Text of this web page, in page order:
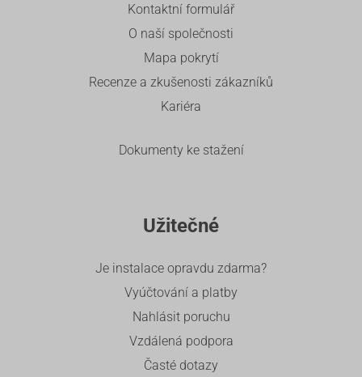
Kontaktní formulář
O naší společnosti
Mapa pokrytí
Recenze a zkušenosti zákazníků
Kariéra
Dokumenty ke stažení
Užitečné
Je instalace opravdu zdarma?
Vyúčtování a platby
Nahlásit poruchu
Vzdálená podpora
Časté dotazy